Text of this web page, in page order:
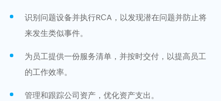
识别问题设备并执行RCA，以发现潜在问题并防止将
来发生类似事件。
为员工提供一份服务清单，并按时交付，以提高员工
的工作效率。
管理和跟踪公司资产，优化资产支出。